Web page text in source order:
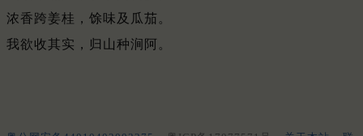
浓香跨姜桂，馀味及瓜茄。
我欲收其实，归山种涧阿。